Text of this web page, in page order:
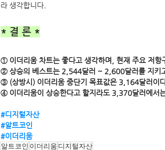
라 생각합니다.
* 결 론 *
① 이더리움 차트는 좋다고 생각하며, 현재 주요 저항
② 상승의 베스트는 2,544달러 ~ 2,600달러를 지키
③ (상방시) 이더리움 중단기 목표값은 3,164달러이
④ 이더리움이 상승한다고 할지라도 3,370달러에서
#디지털자산
#알트코인
#이더리움
알트코인 이더리움 디지털자산